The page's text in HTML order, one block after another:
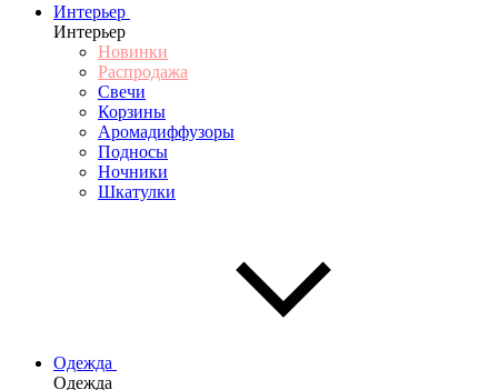
Интерьер
Интерьер
Новинки
Распродажа
Свечи
Корзины
Аромадиффузоры
Подносы
Ночники
Шкатулки
Одежда
Одежда